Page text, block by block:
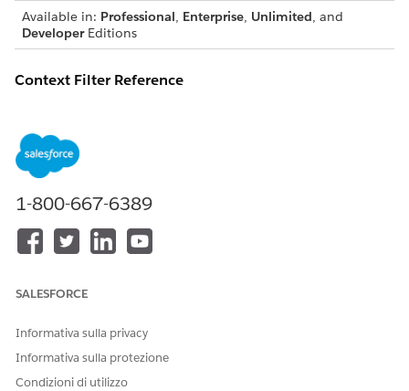
Available in: Professional, Enterprise, Unlimited, and
DeveloperEditions
Context Filter Reference
SUPPORTED
Maximum
conditions
Condition logic
AND only
Sorting
Filter scope
1-800-667-6389
SALESFORCE
Informativa sulla privacy
Informativa sulla protezione
Condizioni di utilizzo